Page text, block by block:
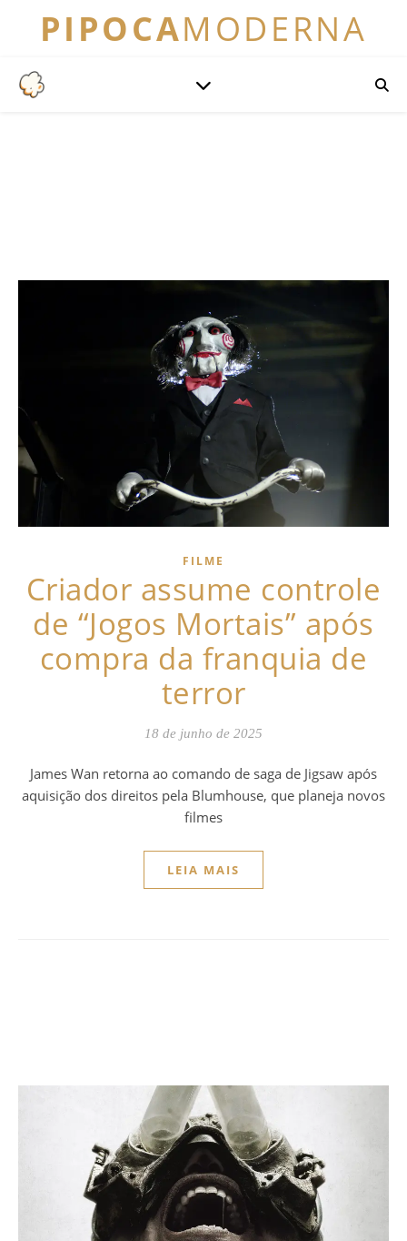
PIPOCAMODERNA
FILME
Criador assume controle
de “Jogos Mortais” após
compra da franquia de
terror
18 de junho de 2025
James Wan retorna ao comando de saga de Jigsaw após
aquisição dos direitos pela Blumhouse, que planeja novos
filmes
LEIA MAIS